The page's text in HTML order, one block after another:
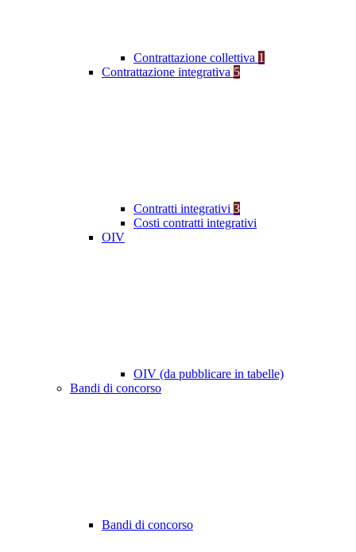
Contrattazione collettiva 1
Contrattazione integrativa 5
Contratti integrativi 3
Costi contratti integrativi
OIV
OIV (da pubblicare in tabelle)
Bandi di concorso
Bandi di concorso